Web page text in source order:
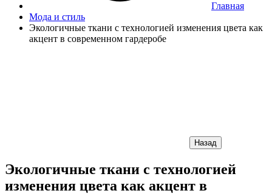
Главная
Мода и стиль
Экологичные ткани с технологией изменения цвета как
акцент в современном гардеробе
Назад
Экологичные ткани с технологией
изменения цвета как акцент в